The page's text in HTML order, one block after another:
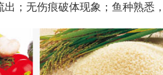
；无伤痕破体现象；鱼种熟悉